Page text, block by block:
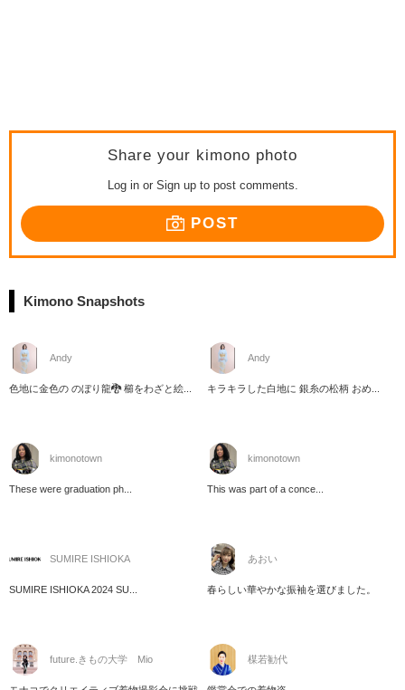
Share your kimono photo
Log in or Sign up to post comments.
POST
Kimono Snapshots
Andy
色地に金色の のぼり龍🐉 櫛をわざと絵...
Andy
キラキラした白地に 銀糸の松柄 おめ...
kimonotown
These were graduation ph...
kimonotown
This was part of a conce...
SUMIRE ISHIOKA
SUMIRE ISHIOKA 2024 SU...
あおい
春らしい華やかな振袖を選びました。
future.きもの大学 Mio 楳若勧代